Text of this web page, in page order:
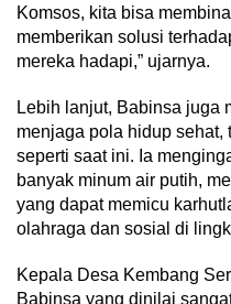
Komsos, kita bisa
memberikan solusi
mereka hadapi,” ujarnya.
Lebih lanjut, Babinsa juga
menjaga pola hidup sehat,
seperti saat ini. Ia
banyak minum air putih,
yang dapat memicu
olahraga dan sosial di
Kepala Desa Kembang
Babinsa yang dinilai